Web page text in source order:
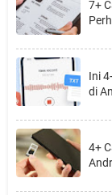
7+
Ini
di
4+